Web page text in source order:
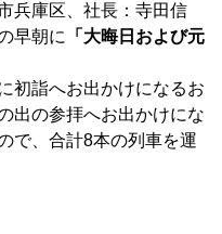
兵庫区、社長：寺田信
早朝に
「大晦日および元
初詣へお出かけになるお
出の参拝へお出かけにな
で、合計8本の列車を運